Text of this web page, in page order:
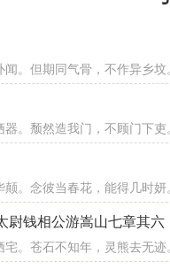
闻。但期同气骨，不作异乡
器。颓然造我门，不顾门下
。念彼当春花，能得几时
尉钱相公游嵩山七章其六
宅。苍石不知年，灵熊去无